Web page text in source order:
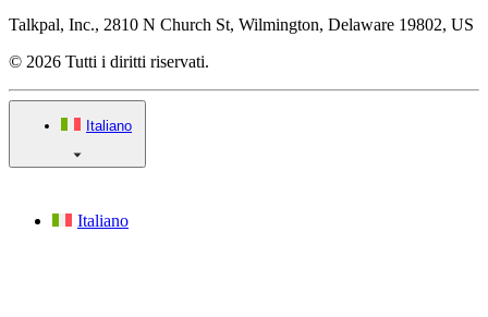
Talkpal, Inc., 2810 N Church St, Wilmington, Delaware 19802, US
© 2026 Tutti i diritti riservati.
Italiano
Italiano